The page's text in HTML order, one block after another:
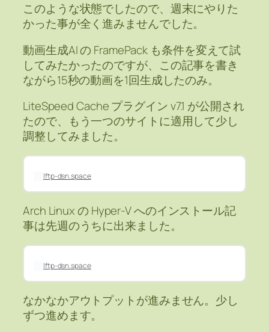
このような状態でしたので、週末にやりた
かった事が全く進みませんでした。
動画生成AI の FramePack も条件を変えて試
してみたかったのですが、この記事を書き
ながら15秒の動画を1回生成したのみ。
LiteSpeed Cache プラグイン v7.1 が公開され
たので、もう一つのサイトに適用して少し
調整してみました。
lftp-dsn.space
Arch Linux の Hyper-V へのインストール記
事は先週のうちに出来ました。
lftp-dsn.space
なかなかアウトプットが進みません。少し
ずつ進めます。